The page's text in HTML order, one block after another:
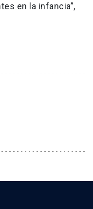
en la infancia”,